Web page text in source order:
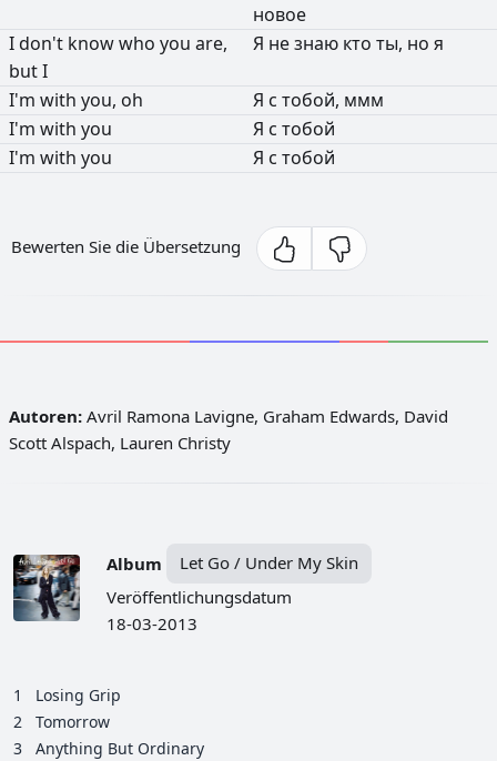
новое
Idon't knowwho you are,
butI
Я незнаю кто ты, но я
I'm with you, oh Я с тобой, ммм
I'm with you Я с тобой
I'm with you Я с тобой
Bewerten Sie die Übersetzung
Autoren: Avril Ramona Lavigne, Graham Edwards, David
Scott Alspach, Lauren Christy
Album
Let Go / Under My Skin
Veröffentlichungsdatum
18-03-2013
1
Losing Grip
2
Tomorrow
3
Anything But Ordinary